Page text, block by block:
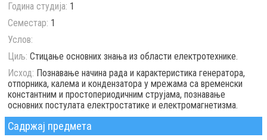
Година студија: 1
Семестар: 1
Услов:
Циљ: Стицање основних знања из области електротехнике.
Исход: Познавање начина рада и карактеристика генератора,
отпорника, калема и кондензатора у мрежама са временски
константним и простопериодичним струјама, познавање
основних постулата електростатике и електромагнетизма.
Садржај предмета